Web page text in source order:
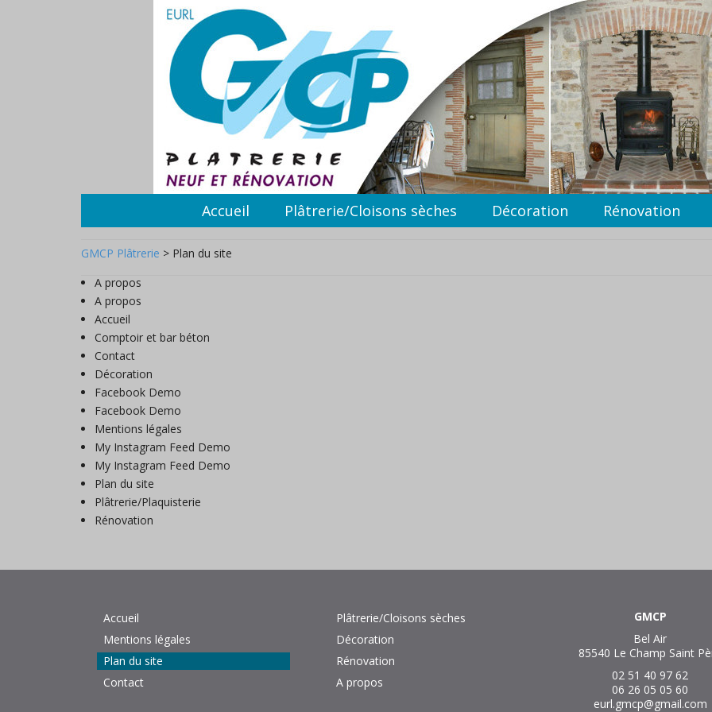
Accueil Plâtrerie/Cloisons sèches Décoration Rénovation
GMCP Plâtrerie > Plan du site
A propos
A propos
Accueil
Comptoir et bar béton
Contact
Décoration
Facebook Demo
Facebook Demo
Mentions légales
My Instagram Feed Demo
My Instagram Feed Demo
Plan du site
Plâtrerie/Plaquisterie
Rénovation
Accueil
Mentions légales
Plan du site
Contact
Plâtrerie/Cloisons sèches
Décoration
Rénovation
A propos
GMCP
Bel Air
85540 Le Champ Saint
02 51 40 97 62
06 26 05 05 60
eurl.gmcp@gmail.com